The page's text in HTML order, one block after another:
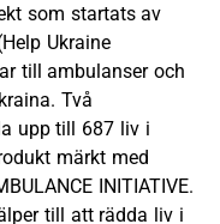
som startats av
Ukraine
till ambulanser och
Två
upp till 687 liv i
märkt med
INITIATIVE.
till att rädda liv i